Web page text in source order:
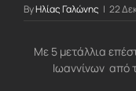
ByΗλίας Γαλώνης | 22
Με 5 μετάλλια
Ιωαννίνων από